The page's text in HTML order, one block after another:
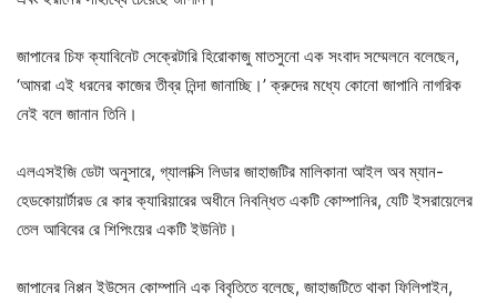
জাপানের চিফ ক্যাবিনেট সেক্রেটারি হিরোকাজু মাতসুনো এক সংবাদ সম্মেলনে বলেছেন,
‘আমরা এই ধরনের কাজের তীব্র নিন্দা জানাচ্ছি।’ ক্রুদের মধ্যে কোনো জাপানি নাগরিক
নেই বলে জানান তিনি।
এলএসইজি ডেটা অনুসারে, গ্যালাক্সি লিডার জাহাজটির মালিকানা আইল অব ম্যান-
হেডকোয়ার্টারড রে কার ক্যারিয়ারের অধীনে নিবন্ধিত একটি কোম্পানির, যেটি ইসরায়েলের
তেল আবিবের রে শিপিংয়ের একটি ইউনিট।
জাপানের নিপ্পন ইউসেন কোম্পানি এক বিবৃতিতে বলেছে, জাহাজটিতে থাকা ফিলিপাইন,